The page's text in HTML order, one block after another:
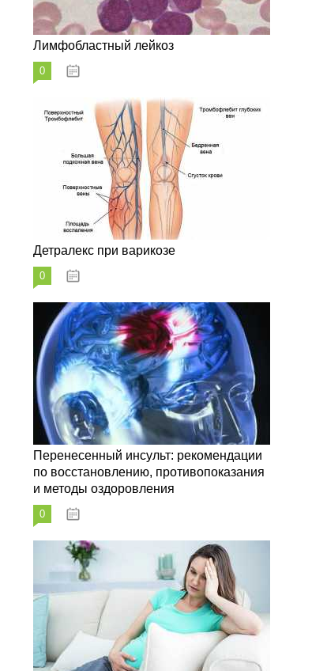
Лимфобластный лейкоз
0
Детралекс при варикозе
0
Перенесенный инсульт: рекомендации
по восстановлению, противопоказания
и методы оздоровления
0